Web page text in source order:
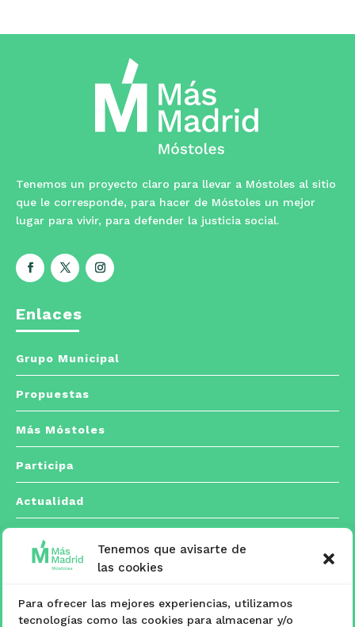
Tenemos que avisarte de
las cookies
Para ofrecer las mejores experiencias, utilizamos
tecnologías como las cookies para almacenar y/o
Tenemos un proyecto claro para llevar a Móstoles al sitio
que le corresponde, para hacer de Móstoles un mejor
lugar para vivir, para defender la justicia social.
Enlaces
Grupo Municipal
Propuestas
Más Móstoles
Participa
Actualidad
Contacto
 C/ Españoleto, 5 posterior. 28933 Móstoles,